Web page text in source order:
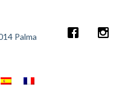
Palma